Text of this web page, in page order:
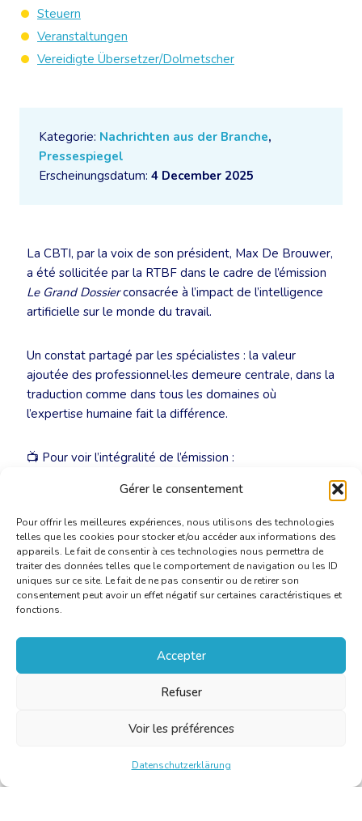
Gérer le consentement
Pour offrir les meilleures expériences, nous utilisons des technologies
telles que les cookies pour stocker et/ou accéder aux informations des
appareils. Le fait de consentir à ces technologies nous permettra de
traiter des données telles que le comportement de navigation ou les ID
uniques sur ce site. Le fait de ne pas consentir ou de retirer son
consentement peut avoir un effet négatif sur certaines caractéristiques et
fonctions.
Accepter
Refuser
Voir les préférences
Datenschutzerklärung
Kategorie: Nachrichten aus der Branche,
Pressespiegel
Erscheinungsdatum: 4 December 2025
La CBTI, par la voix de son président, Max De Brouwer,
a été sollicitée par la RTBF dans le cadre de l’émission
Le Grand Dossierconsacrée à l’impact de l’intelligence
artificielle sur le monde du travail.
Un constat partagé par les spécialistes : la valeur
ajoutée des professionnel·les demeure centrale, dans la
traduction comme dans tous les domaines où
l’expertise humaine fait la différence.
📺 Pour voir l’intégralité de l’émission :
le-grand-dossier-le-debat-3410365
Steuern
Veranstaltungen
Vereidigte Übersetzer/Dolmetscher